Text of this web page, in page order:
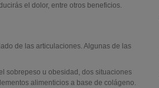
el dolor, entre otros beneficios.
de las articulaciones. Algunas de las
sobrepeso u obesidad, dos situaciones
alimenticios a base de colágeno.